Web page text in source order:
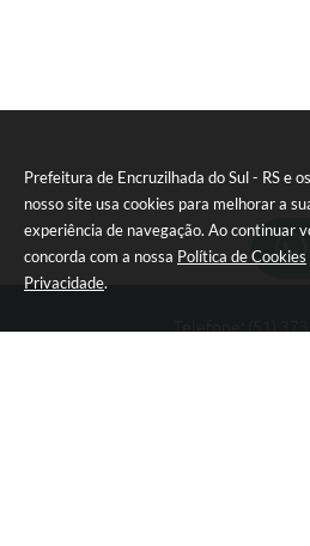
Prefeitura de Encruzilhada do Sul - RS e
nosso site usa cookies para melhorar a
experiência de navegação. Ao continuar
concorda com a nossa Política de Cookies
Privacidade.